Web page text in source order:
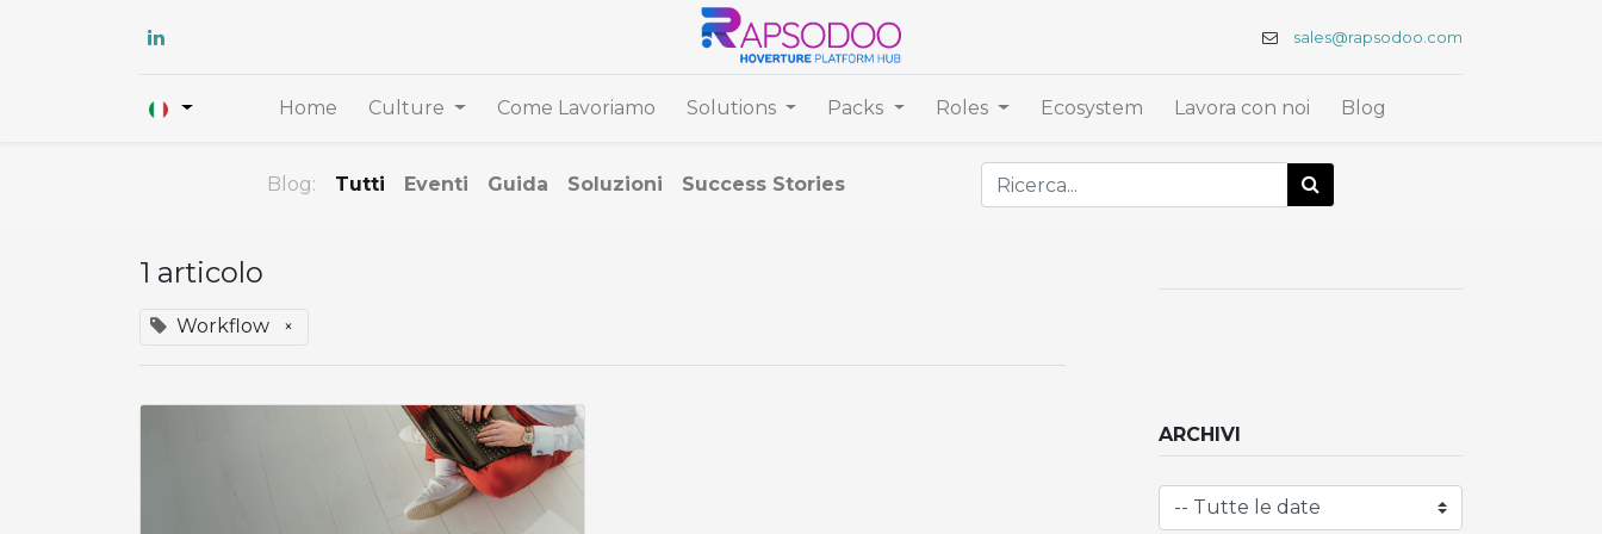
sales@rapsodoo.com
Home Culture Come Lavoriamo Solutions Packs Roles Ecosystem Lavora con noi Blog
Blog: Tutti Eventi Guida Soluzioni Success Stories
1 articolo
Workflow ×
ARCHIVI